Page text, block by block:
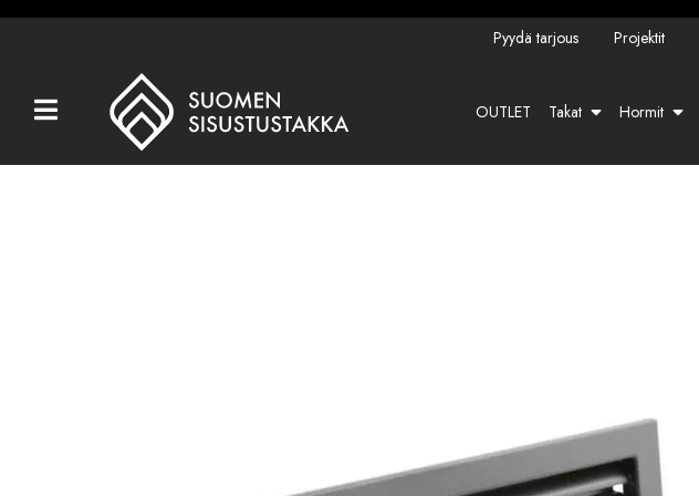
Kaikki tuotteet
Pyydä tarjous Projektit
OUTLET Takat Hormit